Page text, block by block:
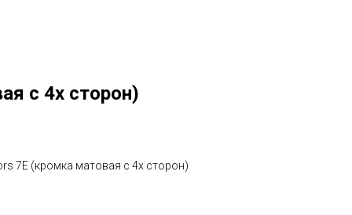
с 4х сторон)
7Е (кромка матовая с 4х сторон)